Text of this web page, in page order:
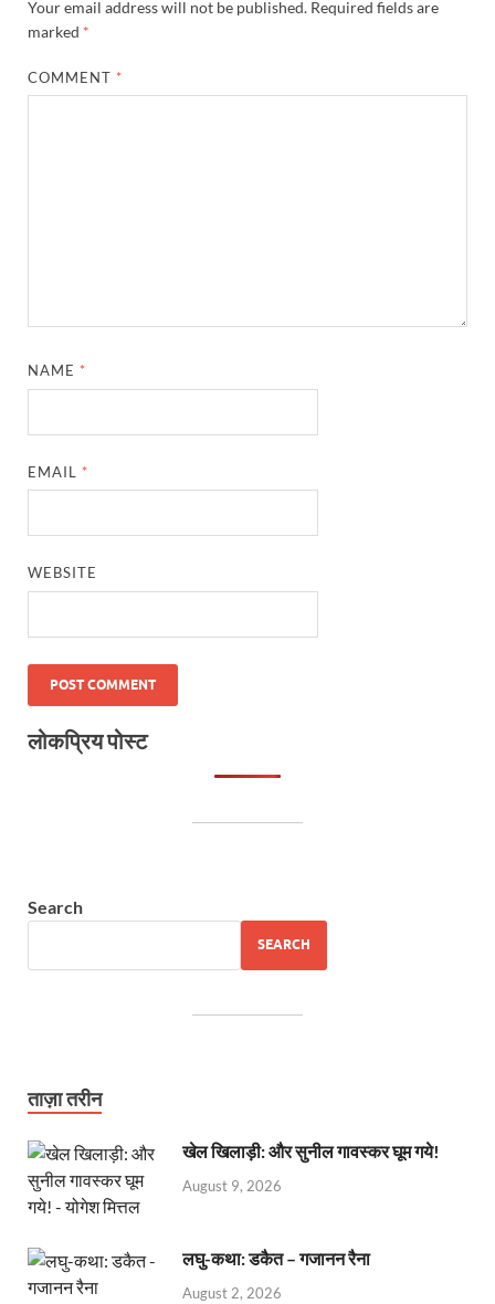
Your email address will not be published. Required fields are
marked *
COMMENT *
NAME *
EMAIL *
WEBSITE
लोकप्रिय पोस्ट
Search
SEARCH
ताज़ा तरीन
खेल खिलाड़ी: और सुनील गावस्कर घूम गये!
August 9, 2026
लघु-कथा: डकैत – गजानन रैना
August 2, 2026